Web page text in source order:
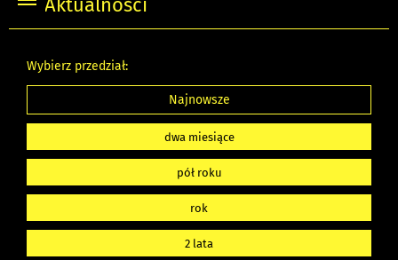
Aktualności
Wybierz przedział:
Najnowsze
dwa miesiące
pół roku
rok
2 lata